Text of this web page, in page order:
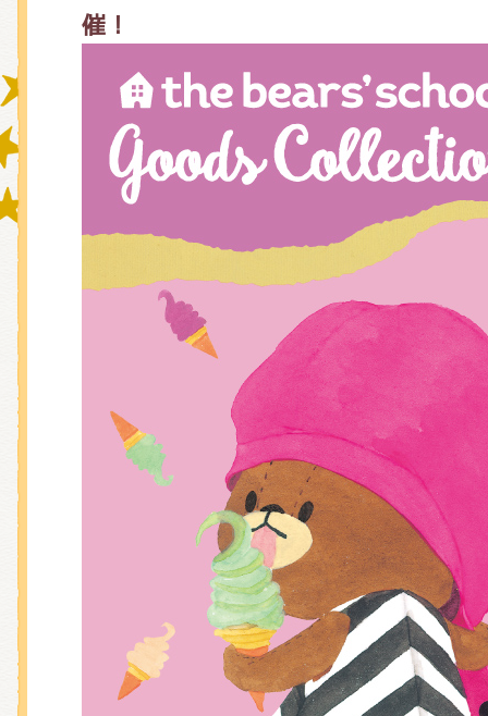
催！
ミュージカル・コンサート
おたのしみコンテンツ(クイズ・
チア ジャッキーズ！
くまのがっこう しょくいんしつ
くまのがっこう 家庭科部